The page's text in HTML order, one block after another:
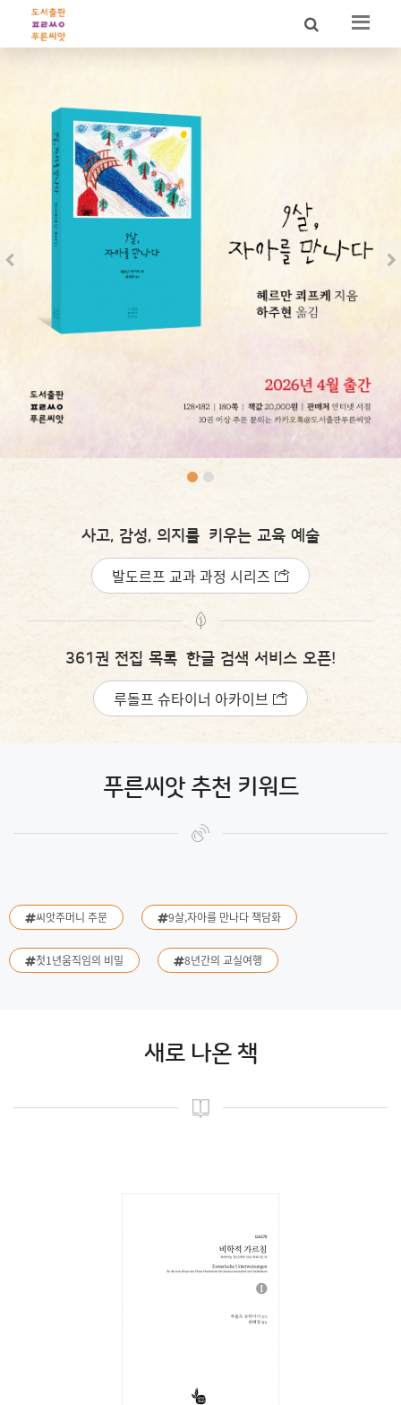
사고, 감성, 의지를 키우는 교육 예술
발도르프 교과 과정 시리즈
361권 전집 목록 한글 검색 서비스 오픈!
루돌프 슈타이너 아카이브
푸른씨앗 추천 키워드
씨앗주머니 주문 9살,자아를 만나다 책담화
첫1년움직임의 비밀 8년간의 교실여행
새로 나온 책